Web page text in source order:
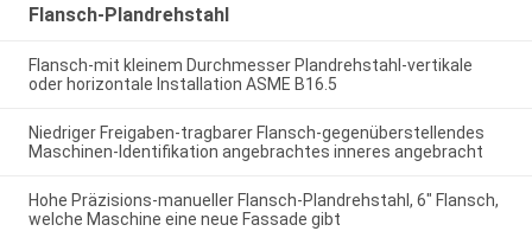
Flansch-Plandrehstahl
Flansch-mit kleinem Durchmesser Plandrehstahl-vertikale
oder horizontale Installation ASME B16.5
Niedriger Freigaben-tragbarer Flansch-gegenüberstellendes
Maschinen-Identifikation angebrachtes inneres angebracht
Hohe Präzisions-manueller Flansch-Plandrehstahl, 6" Flansch,
welche Maschine eine neue Fassade gibt